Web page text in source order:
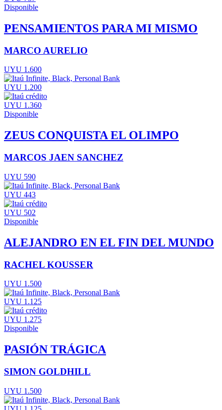
Disponible
PENSAMIENTOS PARA MI MISMO
MARCO AURELIO
UYU 1.600
UYU 1.200
UYU 1.360
Disponible
ZEUS CONQUISTA EL OLIMPO
MARCOS JAEN SANCHEZ
UYU 590
UYU 443
UYU 502
Disponible
ALEJANDRO EN EL FIN DEL MUNDO
RACHEL KOUSSER
UYU 1.500
UYU 1.125
UYU 1.275
Disponible
PASIÓN TRÁGICA
SIMON GOLDHILL
UYU 1.500